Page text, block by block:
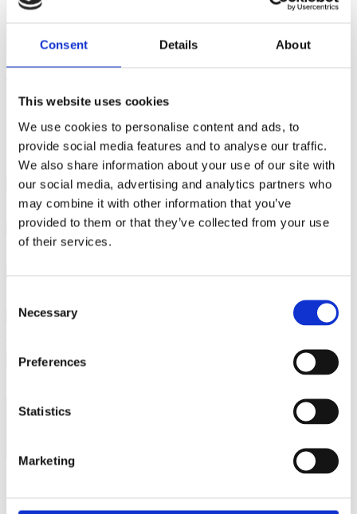
Consent Details About
This website uses cookies
We use cookies to personalise content and ads, to
provide social media features and to analyse our traffic.
We also share information about your use of our site with
our social media, advertising and analytics partners who
may combine it with other information that you’ve
provided to them or that they’ve collected from your use
of their services.
Selection
Necessary
Preferences
Statistics
Marketing
Navn
Adresse